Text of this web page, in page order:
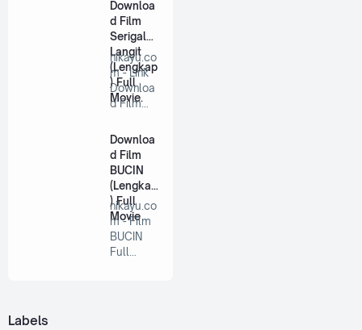
Downloa
d Film
Serigala
Langit
(Lengkap
) Full
Movie.
nikayu.co
m - Link
Downloa
d Film
Langit…
Downloa
d Film
BUCIN
(Lengkap
) Full
Movie
nikayu.co
m - Film
BUCIN
Full
Labels